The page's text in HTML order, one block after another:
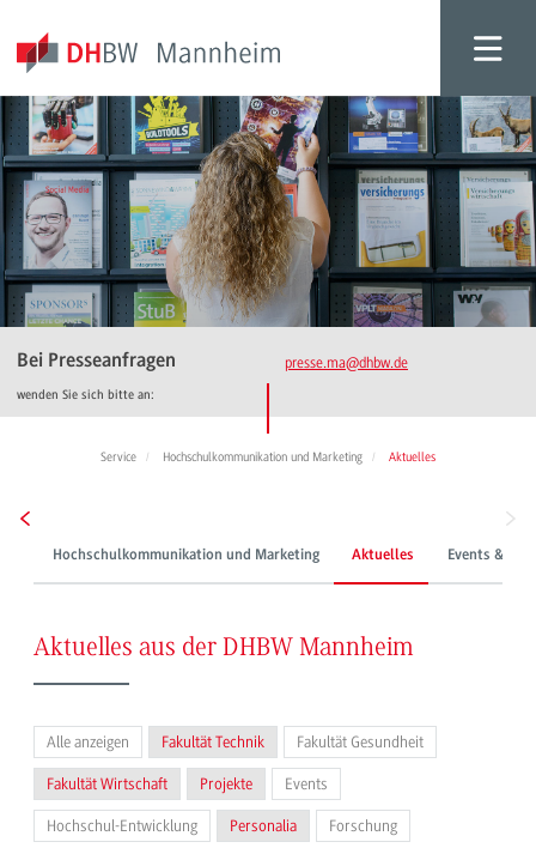
Bei Presseanfragen
wenden Sie sich bitte an:
presse.ma@dhbw.de
Service Hochschulkommunikation und Marketing Aktuelles
Hochschulkommunikation und Marketing Aktuelles Events &
Aktuelles aus der DHBW Mannheim
Alle anzeigen Fakultät Technik Fakultät Gesundheit
Fakultät Wirtschaft Projekte Events
Hochschul-Entwicklung Personalia Forschung